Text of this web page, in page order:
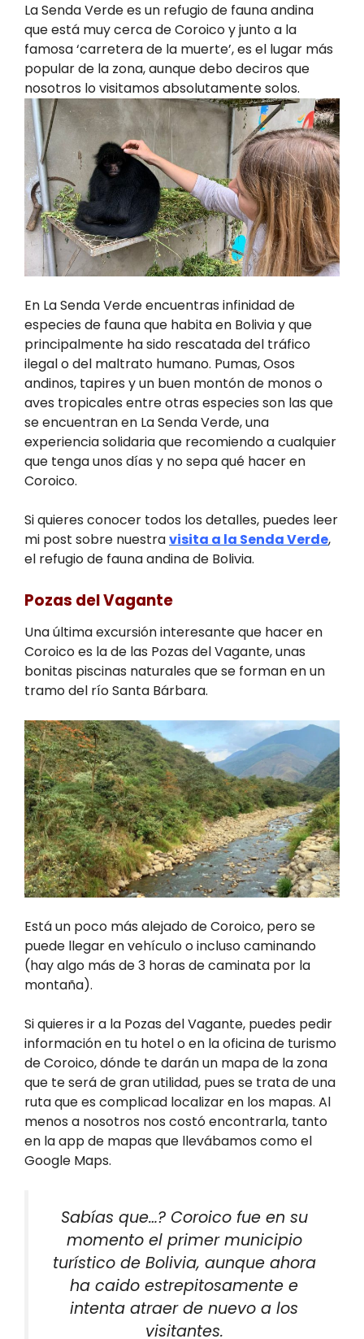
La Senda Verde es un refugio de fauna andina
que está muy cerca de Coroico y junto a la
famosa ‘carretera de la muerte’, es el lugar más
popular de la zona, aunque debo deciros que
nosotros lo visitamos absolutamente solos.
En La Senda Verde encuentras infinidad de
especies de fauna que habita en Bolivia y que
principalmente ha sido rescatada del tráfico
ilegal o del maltrato humano. Pumas, Osos
andinos, tapires y un buen montón de monos o
aves tropicales entre otras especies son las que
se encuentran en La Senda Verde, una
experiencia solidaria que recomiendo a cualquier
que tenga unos días y no sepa qué hacer en
Coroico.
Si quieres conocer todos los detalles, puedes leer
mi post sobre nuestravisita a la Senda Verde,
el refugio de fauna andina de Bolivia.
Pozas del Vagante
Una última excursión interesante que hacer en
Coroico es la de las Pozas del Vagante, unas
bonitas piscinas naturales que se forman en un
tramo del río Santa Bárbara.
Está un poco más alejado de Coroico, pero se
puede llegar en vehículo o incluso caminando
(hay algo más de 3 horas de caminata por la
montaña).
Si quieres ir a la Pozas del Vagante, puedes pedir
información en tu hotel o en la oficina de turismo
de Coroico, dónde te darán un mapa de la zona
que te será de gran utilidad, pues se trata de una
ruta que es complicad localizar en los mapas. Al
menos a nosotros nos costó encontrarla, tanto
en la app de mapas que llevábamos como el
Google Maps.
Sabías que…? Coroico fue en su
momento el primer municipio
turístico de Bolivia, aunque ahora
ha caido estrepitosamente e
intenta atraer de nuevo a los
visitantes.